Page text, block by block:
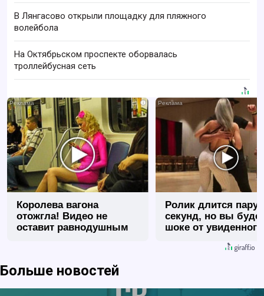
В Лянгасово открыли площадку для пляжного
волейбола
На Октябрьском проспекте оборвалась
троллейбусная сеть
i
Королева вагона
отожгла! Видео не
оставит равнодушным
Ролик длится пару
секунд, но вы
шоке от увиденного
Больше новостей